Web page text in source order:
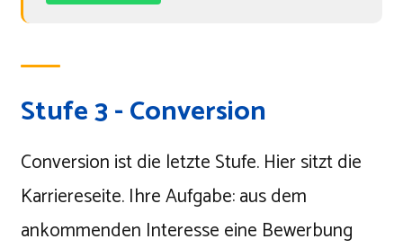
Stufe 3 - Conversion
Conversion ist die letzte Stufe. Hier sitzt die
Karriereseite. Ihre Aufgabe: aus dem
ankommenden Interesse eine Bewerbung